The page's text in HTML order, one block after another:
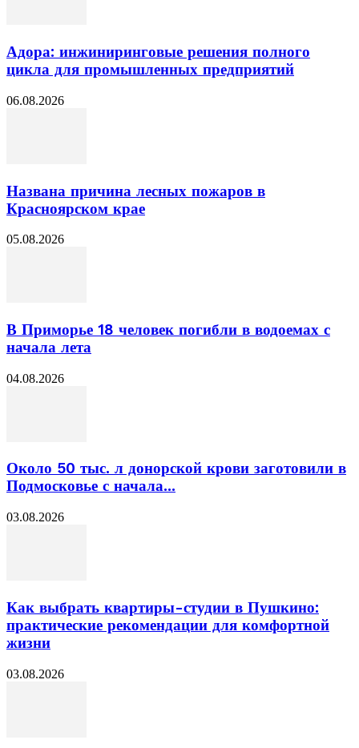
Адора: инжиниринговые решения полного
цикла для промышленных предприятий
06.08.2026
Названа причина лесных пожаров в
Красноярском крае
05.08.2026
В Приморье 18 человек погибли в водоемах с
начала лета
04.08.2026
Около 50 тыс. л донорской крови заготовили в
Подмосковье с начала...
03.08.2026
Как выбрать квартиры-студии в Пушкино:
практические рекомендации для комфортной
жизни
03.08.2026